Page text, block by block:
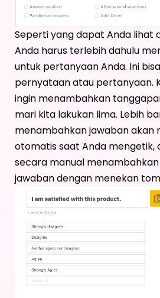
Seperti yang dapat Anda lihat
Anda harus terlebih dahulu
untuk pertanyaan Anda. Ini
pernyataan atau pertanyaan.
ingin menambahkan
mari kita lakukan lima. Lebih
menambahkan jawaban akan
otomatis saat Anda mengetik,
secara manual
jawaban dengan menekan